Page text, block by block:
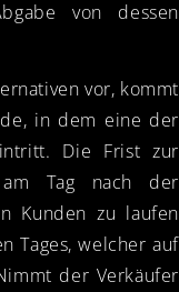
von dessen
vor, kommt
in dem eine der
Die Frist zur
Tag nach der
Kunden zu laufen
Tages, welcher auf
der Verkäufer